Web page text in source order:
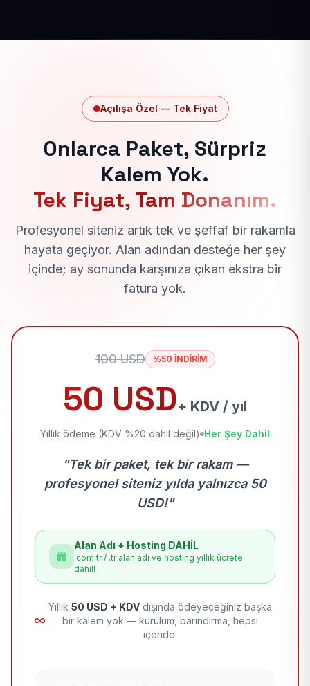
Açılışa Özel — Tek Fiyat
Onlarca Paket, Sürpriz
Kalem Yok.
Tek Fiyat, Tam Donanım.
Profesyonel siteniz artık tek ve şeffaf bir rakamla
hayata geçiyor. Alan adından desteğe her şey
içinde; ay sonunda karşınıza çıkan ekstra bir
fatura yok.
100 USD %50 İNDİRİM
50 USD+ KDV / yıl
Yıllık ödeme (KDV %20 dahil değil) Her Şey Dahil
"Tek bir paket, tek bir rakam —
profesyonel siteniz yılda yalnızca 50
USD!"
Alan Adı + Hosting DAHİL
.com.tr / .tr alan adı ve hosting yıllık ücrete
dahil!
Yıllık 50 USD + KDV dışında ödeyeceğiniz başka
bir kalem yok — kurulum, barındırma, hepsi
içeride.